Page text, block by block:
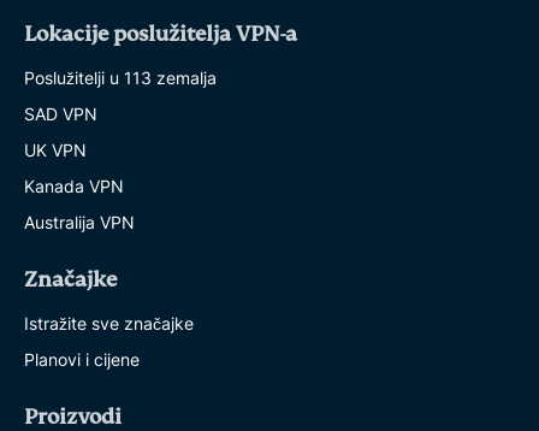
Lokacije poslužitelja VPN-a
Poslužitelji u 113 zemalja
SAD VPN
UK VPN
Kanada VPN
Australija VPN
Značajke
Istražite sve značajke
Planovi i cijene
Proizvodi